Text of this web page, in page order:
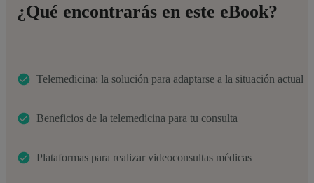
¿Qué encontrarás en este eBook?
Telemedicina: la solución para adaptarse a la situación actual
Beneficios de la telemedicina para tu consulta
Plataformas para realizar videoconsultas médicas